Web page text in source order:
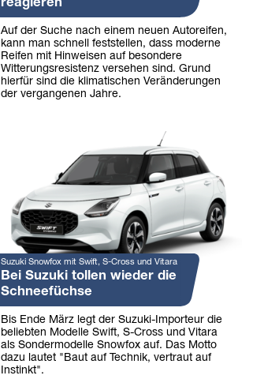
reagieren
Auf der Suche nach einem neuen Autoreifen,
kann man schnell feststellen, dass moderne
Reifen mit Hinweisen auf besondere
Witterungsresistenz versehen sind. Grund
hierfür sind die klimatischen Veränderungen
der vergangenen Jahre.
Suzuki Snowfox mit Swift, S-Cross und Vitara
Bei Suzuki tollen wieder die
Schneefüchse
Bis Ende März legt der Suzuki-Importeur die
beliebten Modelle Swift, S-Cross und Vitara
als Sondermodelle Snowfox auf. Das Motto
dazu lautet "Baut auf Technik, vertraut auf
Instinkt".